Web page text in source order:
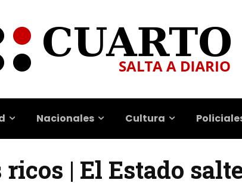
Nacionales Cultura
| El Estado